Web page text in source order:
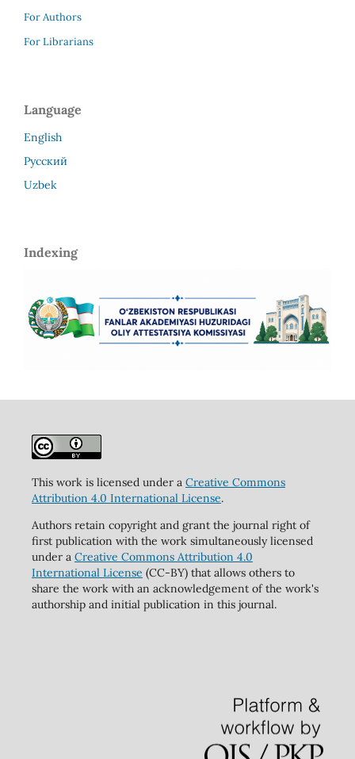
For Authors
For Librarians
Language
English
Русский
Uzbek
Indexing
This work is licensed under a Creative Commons
Attribution 4.0 International License.
Authors retain copyright and grant the journal right of
first publication with the work simultaneously licensed
under a Creative Commons Attribution 4.0
International License (CC-BY) that allows others to
share the work with an acknowledgement of the work's
authorship and initial publication in this journal.